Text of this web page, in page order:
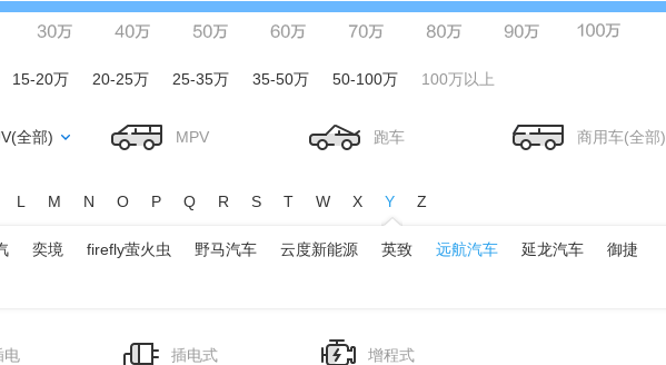
15-20万 20-25万 25-35万 35-50万 50-100万 100万以上
全部) MPV 跑车 商用车(全部)
L M N O P Q R S T W X Y Z
奕境 firefly萤火虫 野马汽车 云度新能源 英致 远航汽车 延龙汽车
御捷
电 插电式 增程式